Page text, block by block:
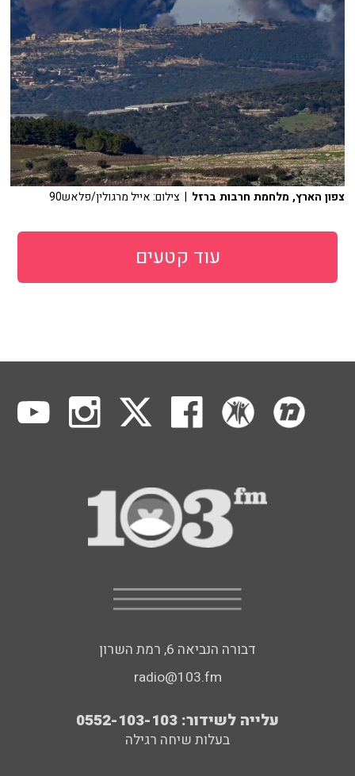
צפון הארץ, מלחמת חרבות ברזל | צילום: אייל מרגולין/פלאש90
עוד קטעים
דבורה הנביאה 6, רמת השרון
radio@103.fm
עלייה לשידור: 0552-103-103
בעלות שיחה רגילה